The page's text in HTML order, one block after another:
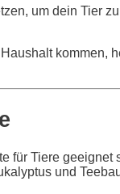
um dein Tier
kommen,
für Tiere geeignet
und